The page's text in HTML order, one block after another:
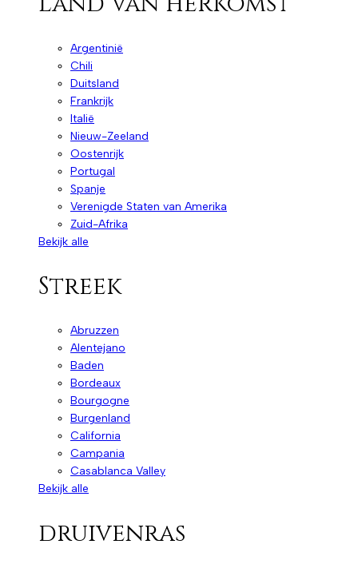
Argentinië
Chili
Duitsland
Frankrijk
Italië
Nieuw-Zeeland
Oostenrijk
Portugal
Spanje
Verenigde Staten van Amerika
Zuid-Afrika
Bekijk alle
Streek
Abruzzen
Alentejano
Baden
Bordeaux
Bourgogne
Burgenland
California
Campania
Casablanca Valley
Bekijk alle
druivenras